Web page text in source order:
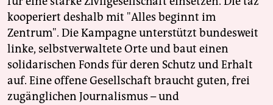
kooperiert deshalb mit "Alles beginnt im
Zentrum". Die Kampagne unterstützt bundesweit
linke, selbstverwaltete Orte und baut einen
solidarischen Fonds für deren Schutz und Erhalt
auf. Eine offene Gesellschaft braucht guten, frei
zugänglichen Journalismus – und